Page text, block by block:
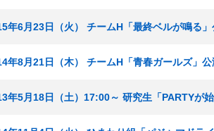
年6月23日（火） チームH「最終ベルが鳴る」
年8月21日（木） チームH「青春ガールズ」
年5月18日（土）17:00～ 研究生「PARTYが